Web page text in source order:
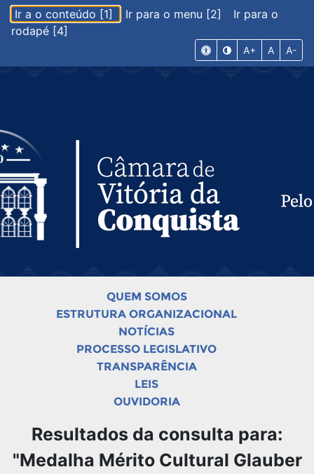
Ir a o conteúdo [1] Ir para o menu [2]
Ir para o
rodapé [4]
A+ A A-
QUEM SOMOS
ESTRUTURA ORGANIZACIONAL
NOTÍCIAS
PROCESSO LEGISLATIVO
TRANSPARÊNCIA
LEIS
OUVIDORIA
Resultados da consulta para:
"Medalha Mérito Cultural Glauber